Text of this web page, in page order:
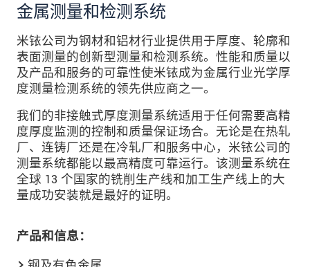
金属测量和检测系统
米铱公司为钢材和铝材行业提供用于厚度、轮廓和
表面测量的创新型测量和检测系统。性能和质量以
及产品和服务的可靠性使米铱成为金属行业光学厚
度测量检测系统的领先供应商之一。
我们的非接触式厚度测量系统适用于任何需要高精
度厚度监测的控制和质量保证场合。无论是在热轧
厂、连铸厂还是在冷轧厂和服务中心，米铱公司的
测量系统都能以最高精度可靠运行。该测量系统在
全球 13 个国家的铣削生产线和加工生产线上的大
量成功安装就是最好的证明。
产品和信息：